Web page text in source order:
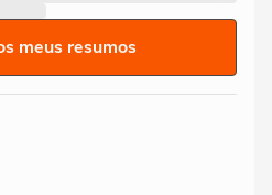
meus resumos